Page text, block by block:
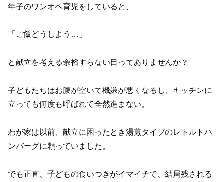
年子のワンオペ育児をしていると、
「ご飯どうしよう…」
と献立を考える余裕すらない日ってありませんか？
子どもたちはお腹が空いて機嫌が悪くなるし、キッチンに
立っても何度も呼ばれて全然進まない。
わが家は以前、献立に困ったとき湯煎タイプのレトルトハ
ンバーグに頼っていました。
でも正直、子どもの食いつきがイマイチで、結局残される